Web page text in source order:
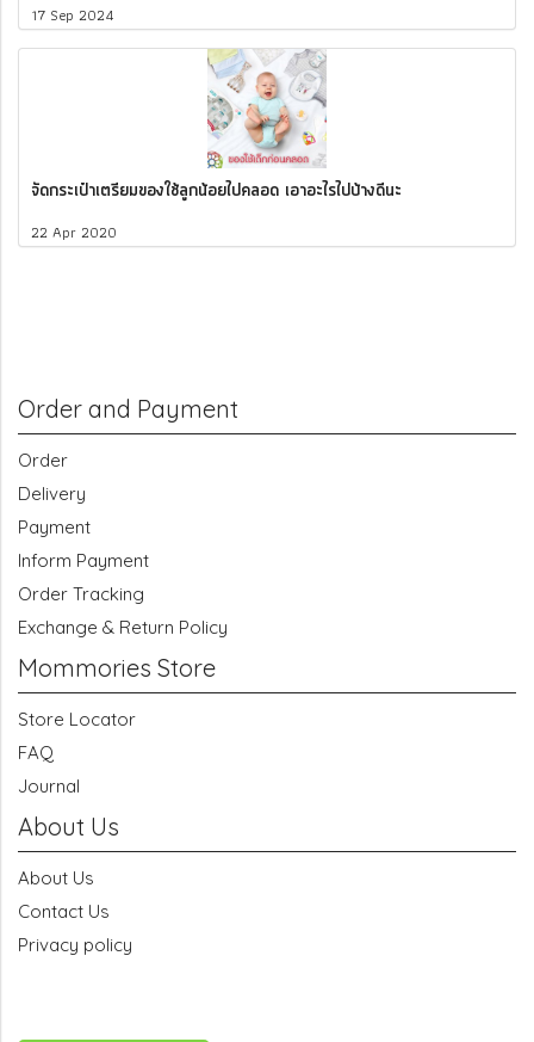
17 Sep 2024
จัดกระเป๋าเตรียมของใช้ลูกน้อยไปคลอด เอาอะไรไปบ้างดีนะ
22 Apr 2020
Order and Payment
Order
Delivery
Payment
Inform Payment
Order Tracking
Exchange & Return Policy
Mommories Store
Store Locator
FAQ
Journal
About Us
About Us
Contact Us
Privacy policy